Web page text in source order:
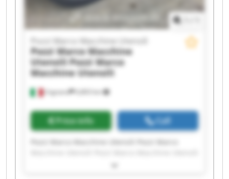
Urgnano 6,803 km
Pozzi Marco Macchine Utensili
Pozzi Marco Macchine
Utensili Pozzi Marco
Macchine Utensili
Price info Call
Pozzi Marco Macchine Utensili Pozzi Marco
Pozzi Marco Macchine Utensili Pozzi Marco